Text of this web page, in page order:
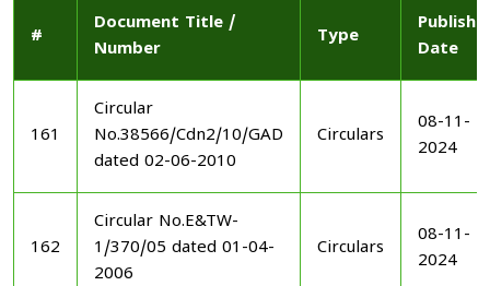
#
Document Title /
Number
Type
Date
161
Circular
No.38566/Cdn2/10/GAD
dated 02-06-2010
Circulars
08-11-
2024
162
Circular No.E&TW-
1/370/05 dated 01-04-
2006
Circulars
08-11-
2024